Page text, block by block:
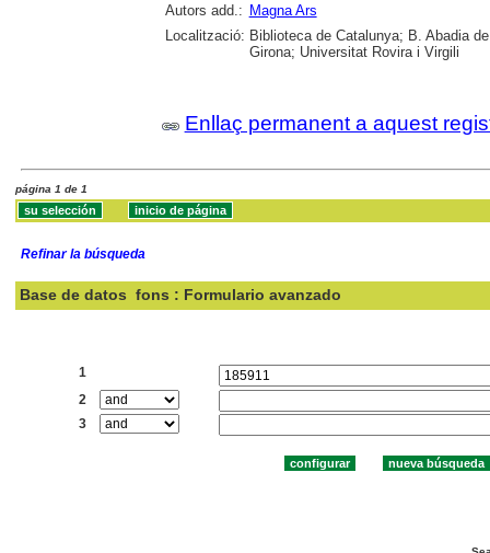
Autors add.: Magna Ars
Localització: Biblioteca de Catalunya; B. Abadia
Girona; Universitat Rovira i Virgili
Enllaç permanent a aquest
página 1 de 1
Refinar la búsqueda
Base de datos fons : Formulario avanzado
1
2
3